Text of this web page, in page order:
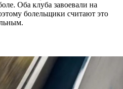
Оба клуба завоевали на
болельщики считают это